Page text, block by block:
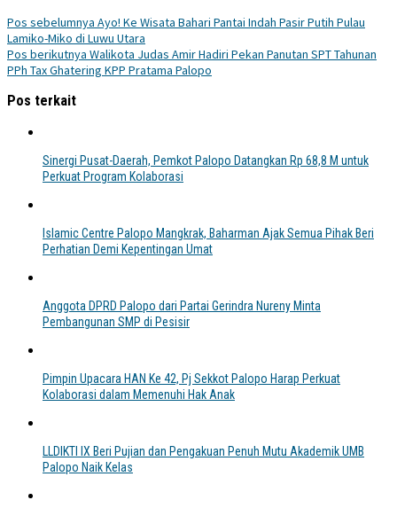
Pos sebelumnya Ayo! Ke Wisata Bahari Pantai Indah Pasir Putih Pulau
Lamiko-Miko di Luwu Utara
Pos berikutnya Walikota Judas Amir Hadiri Pekan Panutan SPT Tahunan
PPh Tax Ghatering KPP Pratama Palopo
Pos terkait
Sinergi Pusat-Daerah, Pemkot Palopo Datangkan Rp 68,8 M untuk
Perkuat Program Kolaborasi
Islamic Centre Palopo Mangkrak, Baharman Ajak Semua Pihak Beri
Perhatian Demi Kepentingan Umat
Anggota DPRD Palopo dari Partai Gerindra Nureny Minta
Pembangunan SMP di Pesisir
Pimpin Upacara HAN Ke 42, Pj Sekkot Palopo Harap Perkuat
Kolaborasi dalam Memenuhi Hak Anak
LLDIKTI IX Beri Pujian dan Pengakuan Penuh Mutu Akademik UMB
Palopo Naik Kelas